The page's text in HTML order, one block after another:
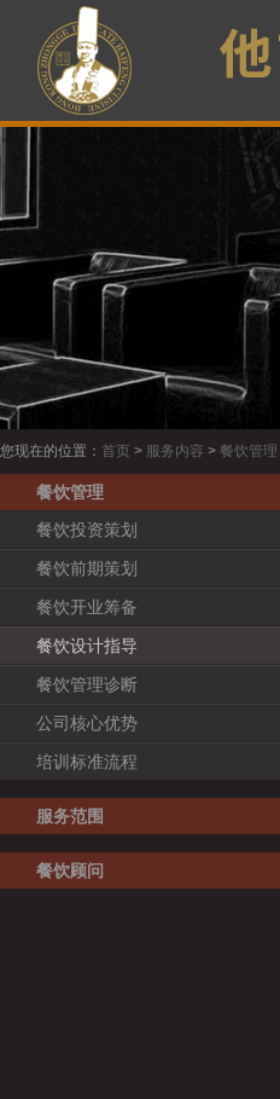
您现在的位置： 首页 > 服务内容 > 餐饮管理
餐饮管理
餐饮投资策划
餐饮前期策划
餐饮开业筹备
餐饮设计指导
餐饮管理诊断
公司核心优势
培训标准流程
服务范围
餐饮顾问